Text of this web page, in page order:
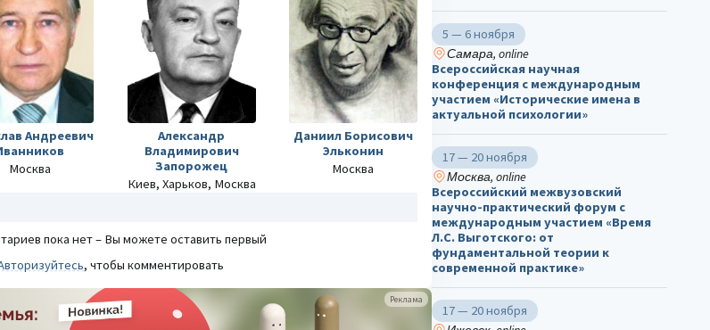
Андреевич
Москва
Александр
Владимирович
Запорожец
Киев, Харьков, Москва
Даниил Борисович
Эльконин
Москва
пока нет – Вы можете оставить первый
, чтобы комментировать
Реклама
5 — 6 ноября
Самара, online
Всероссийская научная
конференция с международным
участием «Исторические имена в
актуальной психологии»
17 — 20 ноября
Москва, online
Всероссийский межвузовский
научно-практический форум с
международным участием «Время
Л.С. Выготского: от
фундаментальной теории к
современной практике»
17 — 20 ноября